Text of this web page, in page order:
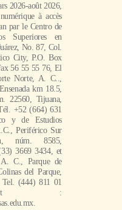
2026-août 2026,
à accès
par le Centro de
Superiores en
No. 87, Col.
City, P.O. Box
56 55 55 76, El
Norte, A. C..,
km 18.5,
22560, Tijuana,
+52 (664) 631
y de Estudios
Periférico Sur
núm. 8585,
3669 3434, et
C., Parque de
del Parque,
(444) 811 01
: